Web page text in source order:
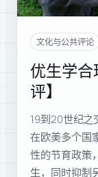
文化与公共评论
优生学
评】
19到20世纪之
在欧美多个国
性的节育政策
生，同时抑制